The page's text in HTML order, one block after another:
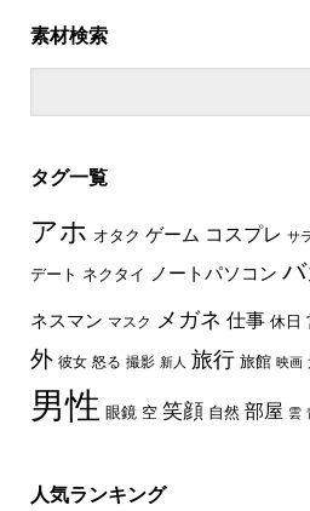
素材検索
タグ一覧
アホ オタク ゲーム コスプレ サ
デート ネクタイ ノートパソコン バ
ネスマン マスク メガネ 仕事 休日
外 彼女 怒る 撮影 新人 旅行 旅館 映画
男性 眼鏡 空 笑顔 自然 部屋 雲
人気ランキング